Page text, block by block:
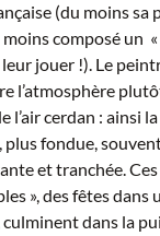
(du moins
composé un
jouer !). Le
l’atmosphère
l’air cerdan : ainsi
fondue,
et tranchée.
», des fêtes
dans la